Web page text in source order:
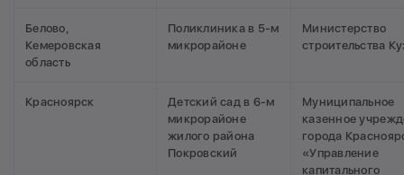
Белово,
Кемеровская
область
Поликлиника в 5-м
микрорайоне
Министерство
строительства
Красноярск
Детский сад в 6-м
микрорайоне
жилого района
Покровский
Муниципальное
казенное
города
«Управление
капитального